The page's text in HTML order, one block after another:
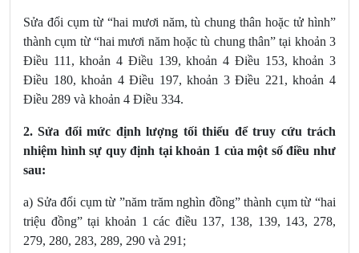
Sửa đổi cụm từ “hai mươi năm, tù chung thân hoặc tử hình”
thành cụm từ “hai mươi năm hoặc tù chung thân” tại khoản 3
Điều 111, khoản 4 Điều 139, khoản 4 Điều 153, khoản 3
Điều 180, khoản 4 Điều 197, khoản 3 Điều 221, khoản 4
Điều 289 và khoản 4 Điều 334.
2. Sửa đổi mức định lượng tối thiểu để truy cứu trách
nhiệm hình sự quy định tại khoản 1 của một số điều như
sau:
a) Sửa đổi cụm từ ”năm trăm nghìn đồng” thành cụm từ “hai
triệu đồng” tại khoản 1 các điều 137, 138, 139, 143, 278,
279, 280, 283, 289, 290 và 291 ;